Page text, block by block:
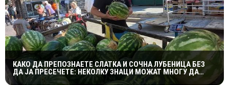
КАКО ДА ПРЕПОЗНАЕТЕ СЛАТКА И СОЧНА ЛУБЕНИЦА БЕЗ
ДА ЈА ПРЕСЕЧЕТЕ: НЕКОЛКУ ЗНАЦИ МОЖАТ МНОГУ ДА
ОТКРИЈАТ